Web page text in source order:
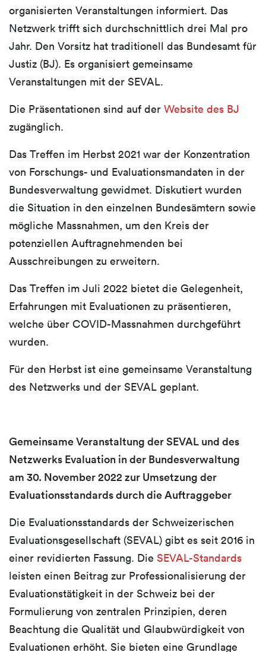
organisierten Veranstaltungen informiert. Das
Netzwerk trifft sich durchschnittlich drei Mal pro
Jahr. Den Vorsitz hat traditionell das Bundesamt für
Justiz (BJ). Es organisiert gemeinsame
Veranstaltungen mit der SEVAL.
Die Präsentationen sind auf der Website des BJ
zugänglich.
Das Treffen im Herbst 2021 war der Konzentration
von Forschungs- und Evaluationsmandaten in der
Bundesverwaltung gewidmet. Diskutiert wurden
die Situation in den einzelnen Bundesämtern sowie
mögliche Massnahmen, um den Kreis der
potenziellen Auftragnehmenden bei
Ausschreibungen zu erweitern.
Das Treffen im Juli 2022 bietet die Gelegenheit,
Erfahrungen mit Evaluationen zu präsentieren,
welche über COVID-Massnahmen durchgeführt
wurden.
Für den Herbst ist eine gemeinsame Veranstaltung
des Netzwerks und der SEVAL geplant.
Gemeinsame Veranstaltung der SEVAL und des
Netzwerks Evaluation in der Bundesverwaltung
am 30. November 2022 zur Umsetzung der
Evaluationsstandards durch die Auftraggeber
Die Evaluationsstandards der Schweizerischen
Evaluationsgesellschaft (SEVAL) gibt es seit 2016 in
einer revidierten Fassung. Die SEVAL-Standards
leisten einen Beitrag zur Professionalisierung der
Evaluationstätigkeit in der Schweiz bei der
Formulierung von zentralen Prinzipien, deren
Beachtung die Qualität und Glaubwürdigkeit von
Evaluationen erhöht. Sie bieten eine Grundlage